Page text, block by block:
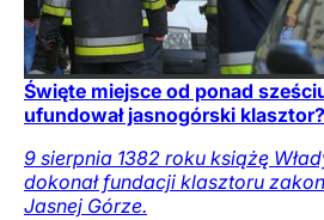
Święte miejsce od ponad
ufundował jasnogórski klasztor?
9 sierpnia 1382 roku książę
dokonał fundacji klasztoru
Jasnej Górze.